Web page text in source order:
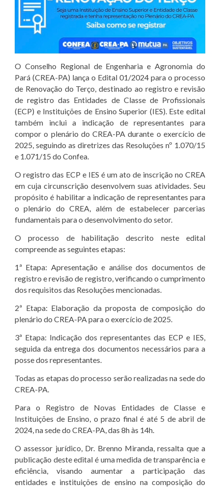
O Conselho Regional de Engenharia e Agronomia do
Pará (CREA-PA) lança o Edital 01/2024 para o processo
de Renovação do Terço, destinado ao registro e revisão
de registro das Entidades de Classe de Profissionais
(ECP) e Instituições de Ensino Superior (IES). Este edital
também inclui a indicação de representantes para
compor o plenário do CREA-PA durante o exercício de
2025, seguindo as diretrizes das Resoluções nº 1.070/15
e 1.071/15 do Confea.
O registro das ECP e IES é um ato de inscrição no CREA
em cuja circunscrição desenvolvem suas atividades. Seu
propósito é habilitar a indicação de representantes para
o plenário do CREA, além de estabelecer parcerias
fundamentais para o desenvolvimento do setor.
O processo de habilitação descrito neste edital
compreende as seguintes etapas:
1ª Etapa: Apresentação e análise dos documentos de
registro e revisão de registro, verificando o cumprimento
dos requisitos das Resoluções mencionadas.
2ª Etapa: Elaboração da proposta de composição do
plenário do CREA-PA para o exercício de 2025.
3ª Etapa: Indicação dos representantes das ECP e IES,
seguida da entrega dos documentos necessários para a
posse dos representantes.
Todas as etapas do processo serão realizadas na sede do
CREA-PA.
Para o Registro de Novas Entidades de Classe e
Instituições de Ensino, o prazo final é até 5 de abril de
2024, na sede do CREA-PA, das 8h às 14h.
O assessor jurídico, Dr. Brenno Miranda, ressalta que a
publicação deste edital é uma medida de transparência e
eficiência, visando aumentar a participação das
entidades e instituições de ensino na composição do